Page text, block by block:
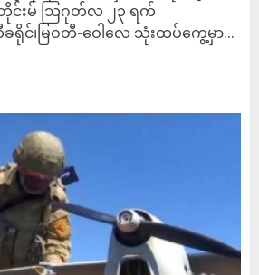
တိုင်းမ် သြဂုတ်လ ၂၃ ရက်
ရိုင်၊မြဝတီ-ဝေါလေ သုံးထပ်ကွေ့မှာ...